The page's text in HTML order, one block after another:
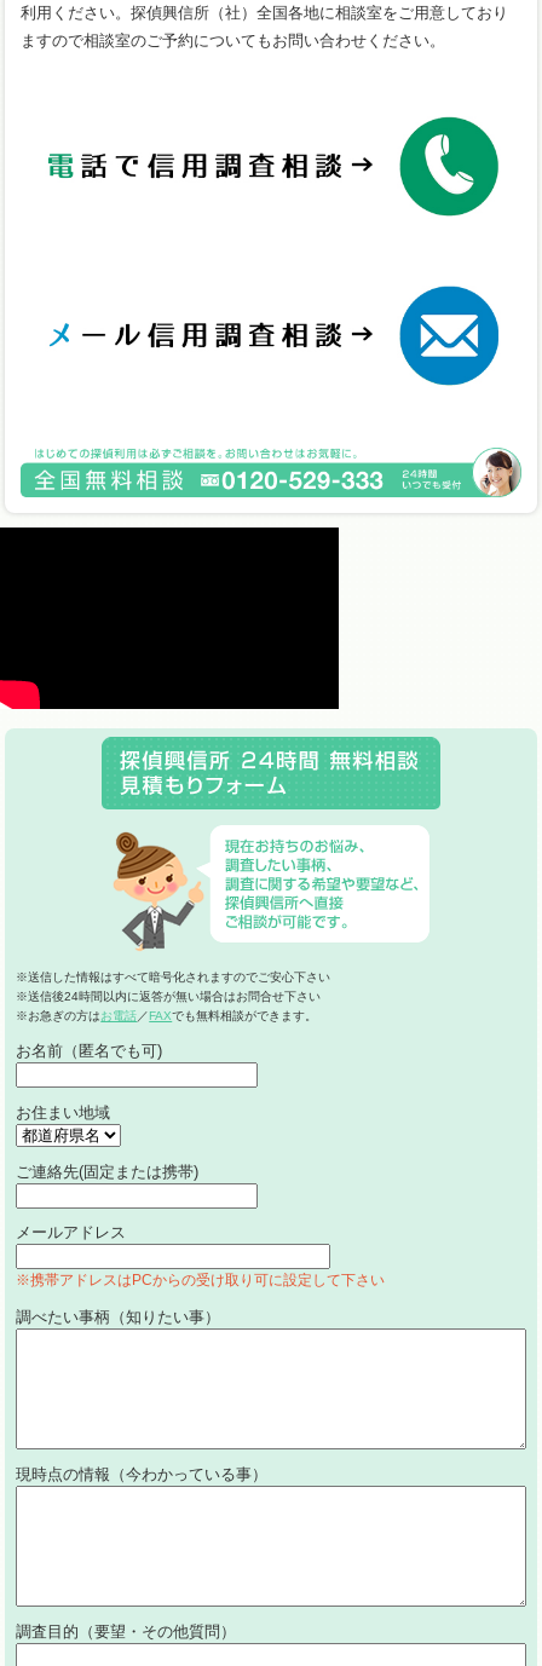
利用ください。探偵興信所（社）全国各地に相談室をご用意しており
ますので相談室のご予約についてもお問い合わせください。
※送信した情報はすべて暗号化されますのでご安心下さい
※送信後24時間以内に返答が無い場合はお問合せ下さい
※お急ぎの方はお電話／FAXでも無料相談ができます。
お名前（匿名でも可)
お住まい地域
ご連絡先(固定または携帯)
メールアドレス
※携帯アドレスはPCからの受け取り可に設定して下さい
調べたい事柄（知りたい事）
現時点の情報（今わかっている事）
調査目的（要望・その他質問）